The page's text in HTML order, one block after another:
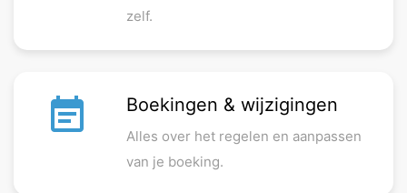
zelf.
event_note Boekingen & wijzigingen
Alles over het regelen en aanpassen
van je boeking.